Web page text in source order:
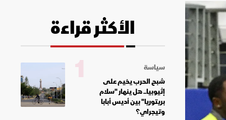
الأكثر قراءة
سياسة
شبح الحرب يخيم على
إثيوبيا.. هل ينهار "سلام
بريتوريا" بين أديس أبابا
وتيجراي؟
1